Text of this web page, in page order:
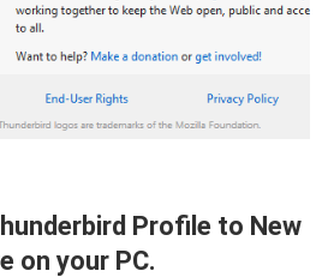
Profile to New
on your PC.